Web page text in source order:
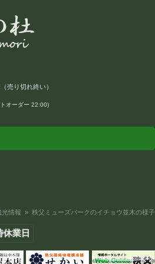
売り切れ終い）
オーダー 22:00)
光情報 » 秩父ミューズパークのイチョウ並木の様子
休業日